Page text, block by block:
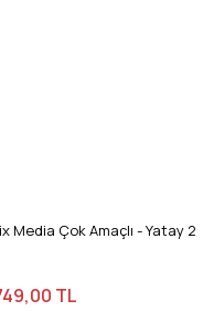
Çok Amaçlı - Yatay
TL